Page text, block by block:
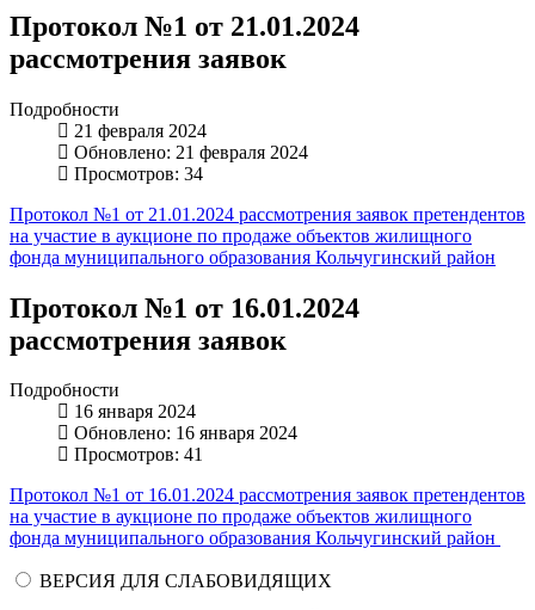
Протокол №1 от 21.01.2024
рассмотрения заявок
Подробности
21 февраля 2024
Обновлено: 21 февраля 2024
Просмотров: 34
Протокол №1 от 21.01.2024 рассмотрения заявок претендентов
на участие в аукционе по продаже объектов жилищного
фонда муниципального образования Кольчугинский район
Протокол №1 от 16.01.2024
рассмотрения заявок
Подробности
16 января 2024
Обновлено: 16 января 2024
Просмотров: 41
Протокол №1 от 16.01.2024 рассмотрения заявок претендентов
на участие в аукционе по продаже объектов жилищного
фонда муниципального образования Кольчугинский район
ВЕРСИЯ ДЛЯ СЛАБОВИДЯЩИХ